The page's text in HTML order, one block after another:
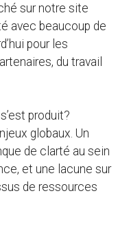
sur notre site
avec beaucoup de
pour les
du travail
produit?
globaux. Un
de clarté au sein
et une lacune sur
de ressources